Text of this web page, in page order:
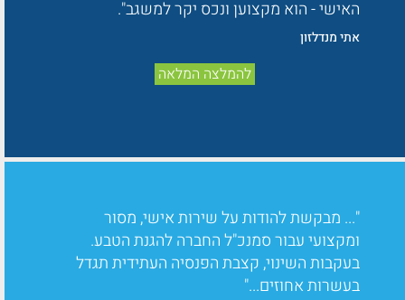
האישי - הוא מקצוען ונכס יקר למשגב".
אתי מנדלזון
להמלצה המלאה
"... מבקשת להודות על שירות אישי, מסור
ומקצועי עבור סמנכ"ל החברה להגנת הטבע.
בעקבות השינוי, קצבת הפנסיה העתידית תגדל
בעשרות אחוזים..."